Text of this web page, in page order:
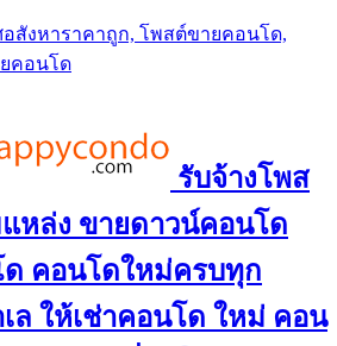
อสังหาราคาถูก, โพสต์ขายคอนโด,
คอนโด
รับจ้างโพส
หล่ง ขายดาวน์คอนโด
ด คอนโดใหม่ครบทุก
ล ให้เช่าคอนโด ใหม่ คอน